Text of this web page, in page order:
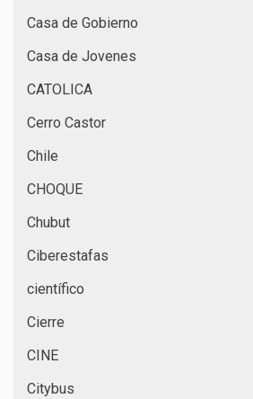
Casa de Gobierno
Casa de Jovenes
CATOLICA
Cerro Castor
Chile
CHOQUE
Chubut
Ciberestafas
científico
Cierre
CINE
Citybus